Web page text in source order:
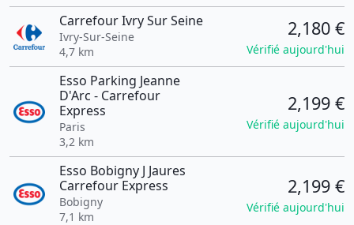
Carrefour Ivry Sur Seine
Ivry-Sur-Seine
4,7 km
2,180 €
Vérifié aujourd'hui
Esso Parking Jeanne
D'Arc - Carrefour
Express
Paris
3,2 km
2,199 €
Vérifié aujourd'hui
Esso Bobigny J Jaures
Carrefour Express
Bobigny
7,1 km
2,199 €
Vérifié aujourd'hui